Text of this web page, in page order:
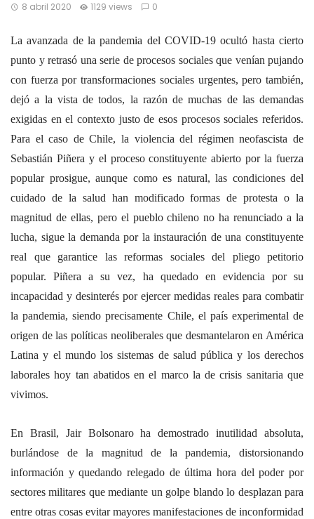
8 abril 2020 1129 views 0
La avanzada de la pandemia del COVID-19 ocultó hasta cierto
punto y retrasó una serie de procesos sociales que venían pujando
con fuerza por transformaciones sociales urgentes, pero también,
dejó a la vista de todos, la razón de muchas de las demandas
exigidas en el contexto justo de esos procesos sociales referidos.
Para el caso de Chile, la violencia del régimen neofascista de
Sebastián Piñera y el proceso constituyente abierto por la fuerza
popular prosigue, aunque como es natural, las condiciones del
cuidado de la salud han modificado formas de protesta o la
magnitud de ellas, pero el pueblo chileno no ha renunciado a la
lucha, sigue la demanda por la instauración de una constituyente
real que garantice las reformas sociales del pliego petitorio
popular. Piñera a su vez, ha quedado en evidencia por su
incapacidad y desinterés por ejercer medidas reales para combatir
la pandemia, siendo precisamente Chile, el país experimental de
origen de las políticas neoliberales que desmantelaron en América
Latina y el mundo los sistemas de salud pública y los derechos
laborales hoy tan abatidos en el marco la de crisis sanitaria que
vivimos.
En Brasil, Jair Bolsonaro ha demostrado inutilidad absoluta,
burlándose de la magnitud de la pandemia, distorsionando
información y quedando relegado de última hora del poder por
sectores militares que mediante un golpe blando lo desplazan para
entre otras cosas evitar mayores manifestaciones de inconformidad